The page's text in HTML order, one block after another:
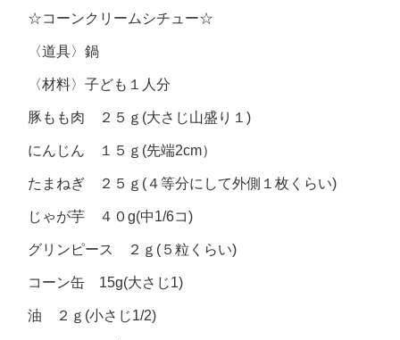
☆コーンクリームシチュー☆
〈道具〉鍋
〈材料〉子ども１人分
豚もも肉 ２５ｇ(大さじ山盛り１)
にんじん １５ｇ(先端2cm）
たまねぎ ２５ｇ(４等分にして外側１枚くらい)
じゃが芋 ４０g(中1/6コ)
グリンピース ２ｇ(５粒くらい)
コーン缶 15g(大さじ1)
油 ２ｇ(小さじ1/2)